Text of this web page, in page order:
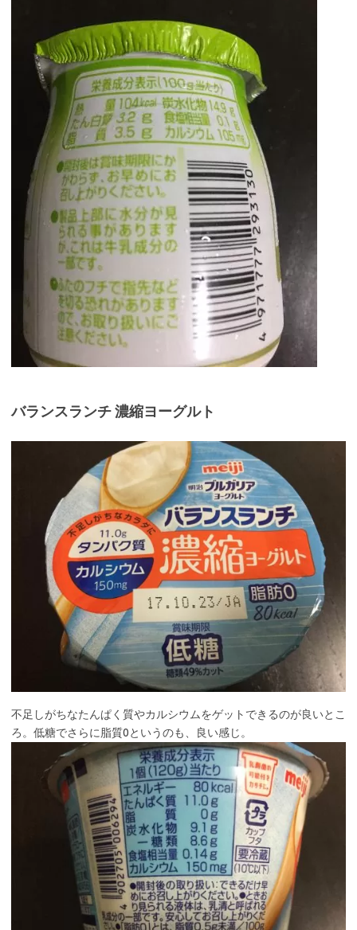
バランスランチ 濃縮ヨーグルト
不足しがちなたんぱく質やカルシウムをゲットできるのが良いとこ
ろ。低糖でさらに脂質0というのも、良い感じ。